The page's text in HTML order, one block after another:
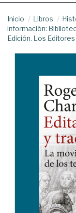
Inicio Libros
información:
Edición. Los Editores